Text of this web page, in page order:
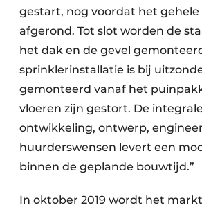
gestart, nog voordat het
afgerond. Tot slot worden de
het dak en de gevel
sprinklerinstallatie is bij
gemonteerd vanaf het
vloeren zijn gestort. De
ontwikkeling, ontwerp,
huurderswensen levert een
binnen de geplande bouwtijd.”
In oktober 2019 wordt het